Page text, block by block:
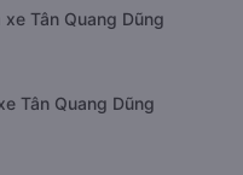
Tân Quang Dũng
Tân Quang Dũng